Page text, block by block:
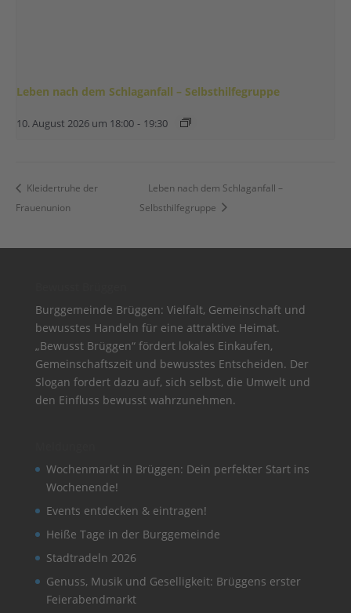
Leben nach dem Schlaganfall – Selbsthilfegruppe
10. August 2026 um 18:00 - 19:30
Kleidertruhe der
Frauenunion
Leben nach dem Schlaganfall –
Selbsthilfegruppe
Burggemeinde Brüggen: Vielfalt, Gemeinschaft und
bewusstes Handeln für eine attraktive Heimat.
„Bewusst Brüggen“ fördert lokales Einkaufen,
Gemeinschaftszeit und bewusstes Entscheiden. Der
Slogan fordert dazu auf, sich selbst, die Umwelt und
den Einfluss bewusst wahrzunehmen.
Wochenmarkt in Brüggen: Dein perfekter Start ins
Wochenende!
Events entdecken & eintragen!
Heiße Tage in der Burggemeinde
Stadtradeln 2026
Genuss, Musik und Geselligkeit: Brüggens erster
Feierabendmarkt